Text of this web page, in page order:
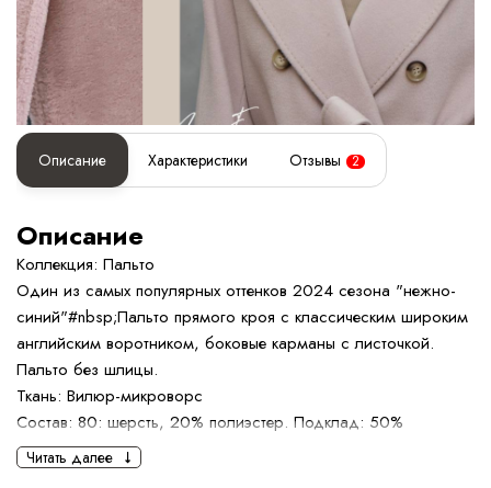
Описание Характеристики Отзывы 2
Описание
Коллекция: Пальто
Один из самых популярных оттенков 2024 сезона "нежно-
синий"#nbsp;Пальто прямого кроя с классическим широким
английским воротником, боковые карманы с листочкой.
Пальто без шлицы.
Ткань: Вилюр-микроворс
Состав: 80: шерсть, 20% полиэстер. Подклад: 50%
полиэстер, 50% вискоза
Параметры модели: ОГ-89 см., ОБ-87 см., рост 167 см., на
Читать далее